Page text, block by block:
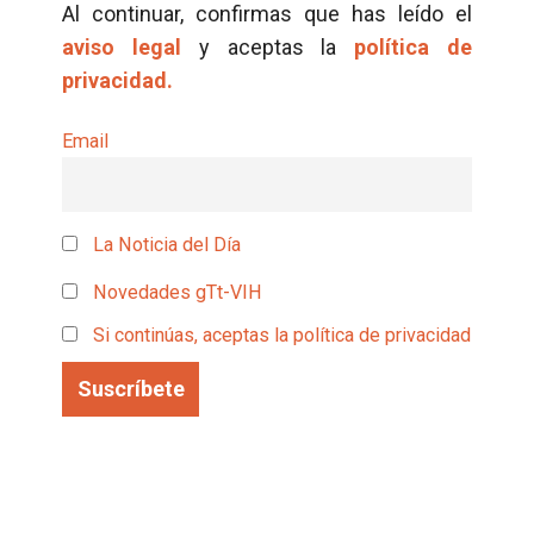
Al continuar, confirmas que has leído el
aviso legal
y aceptas la política de
privacidad.
Email
La Noticia del Día
Novedades gTt-VIH
Si continúas, aceptas la política de privacidad